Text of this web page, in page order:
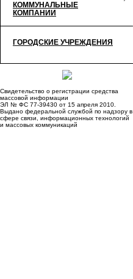
КОММУНАЛЬНЫЕ
КОМПАНИИ
ГОРОДСКИЕ УЧРЕЖДЕНИЯ
Свидетельство о регистрации средства
массовой информации
ЭЛ № ФС 77-39430 от 15 апреля 2010.
Выдано федеральной службой по надзору в
сфере связи, информационных технологий
и массовых коммуникаций